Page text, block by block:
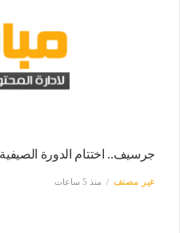
جرسيف.. اختتام الدورة الصيفية الـ14 لتحفيظ القرآن
غير مصنف منذ 5 ساعات